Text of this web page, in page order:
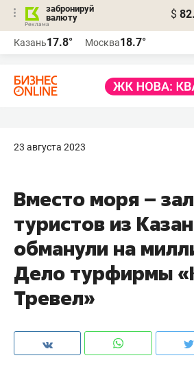
забронируй
валюту
$
Казань17.8° Москва18.7°
23 августа 2023
Вместо моря –
туристов из
обманули на
Дело турфирмы
Тревел»